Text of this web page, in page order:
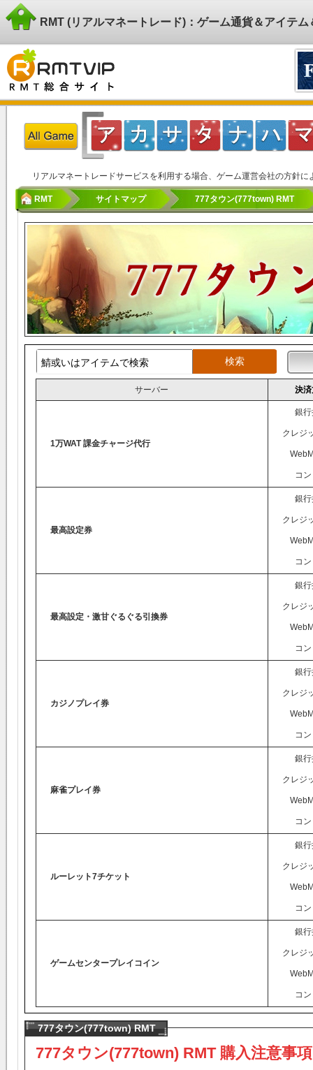
RMT (リアルマネートレード)：ゲーム通貨＆アイテ
リアルマネートレードサービスを利用する場合、ゲーム運営会社の方針
RMT サイトマップ 777タウン(777town) RMT
サーバー 決
1万WAT 課金チャージ代行
銀
クレジ
コ
最高設定券
銀
クレジ
コ
最高設定・激甘ぐるぐる引換券
銀
クレジ
コ
カジノプレイ券
銀
クレジ
コ
麻雀プレイ券
銀
クレジ
コ
ルーレット7チケット
銀
クレジ
コ
ゲームセンタープレイコイン
銀
クレジ
コ
777タウン(777town) RMT
777タウン(777town) RMT 購入注意事